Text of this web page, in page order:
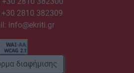
+30 2810 382309
info@ekriti.gr
διαφήμισης